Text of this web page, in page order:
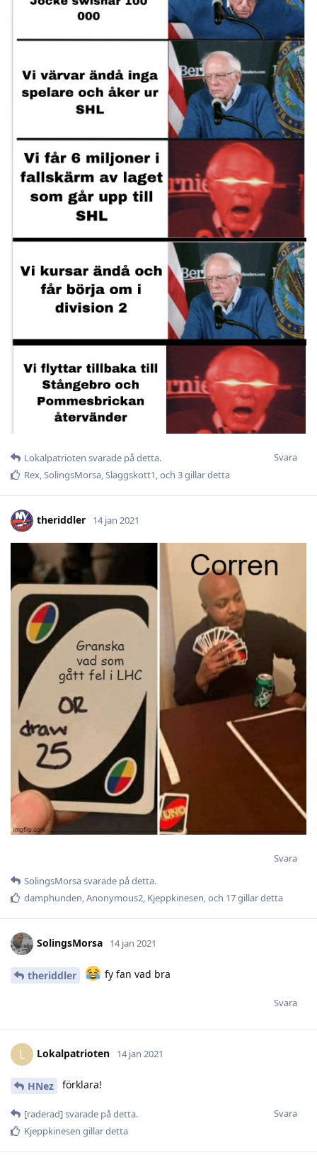
Svara
Lokalpatrioten svarade på detta.
Rex,SolingsMorsa,Slaggskott1, och 3gillar detta
theriddler 14 jan 2021
Svara
SolingsMorsasvarade på detta.
damphunden,Anonymous2, Kjeppkinesen, och 17gillar detta
SolingsMorsa 14 jan 2021
theriddler fy fan vad bra
Svara
L Lokalpatrioten 14 jan 2021
HNez förklara!
Svara
[raderad]svarade på detta.
Kjeppkinesen gillar detta